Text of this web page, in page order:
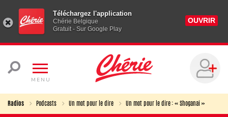
Téléchargez l'application
Chérie Belgique
Gratuit - Sur Google Play
OUVRIR
MENU
Radios Podcasts Un mot pour le dire Un mot pour le dire : « Shoganai »